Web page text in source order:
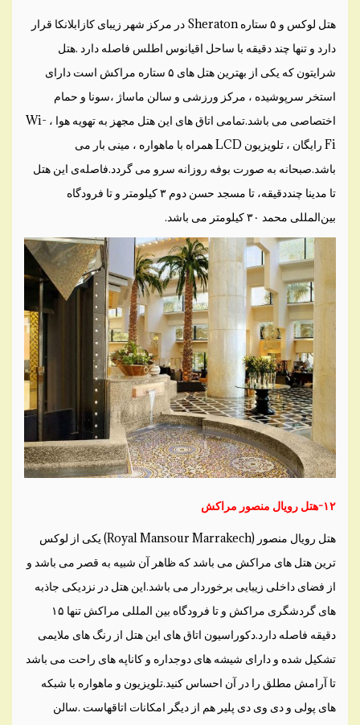
هتل لوکس و ۵ ستاره Sheraton در مرکز شهر زیبای کازابلانکا قرار
دارد و تنها چند دقیقه با ساحل اقیانوس اطلس فاصله دارد .هتل
شرایتون که یکی از بهترین هتل های ۵ ستاره مراکش است دارای
استخر سرپوشیده ، مرکز ورزشی و سالن ماساژ ،سونا و حمام
اختصاصی می باشد.تمامی اتاق های این هتل مجهز به تهویه هوا ، Wi-
Fi رایگان ، تلویزیون LCD همراه با ماهواره ، مینی بار می
باشد.صبحانه به صورت بوفه روزانه سرو می گردد.فاصله‌ی این هتل
تا مدینا چنددقیقه‌، تا مسجد حسن دوم ۳ کیلومتر و تا فرودگاه
بین‌المللی محمد ۳۰ کیلومتر می باشد.
۱۲-هتل رویال منصور مراکش
هتل رویال منصور (Royal Mansour Marrakech) یکی از لوکس
ترین هتل های مراکش می باشد که ظاهر آن شبیه به قصر می باشد و
از فضای داخلی زیبایی برخوردار می باشد.این هتل در نزدیکی جاذبه
های گردشگری مراکش و تا فرودگاه بین المللی مراکش تنها ۱۵
دقیقه فاصله دارد.دکوراسیون اتاق های این هتل از رنگ های ملایمی
تشکیل شده و دارای شیشه های دوجداره و کاناپه های راحت می باشد
تا آرامش مطلق را در آن احساس کنید.تلویزیون و ماهواره با شبکه
های پولی و دی وی دی پلیر هم از دیگر امکانات اتاقهاست .سالن